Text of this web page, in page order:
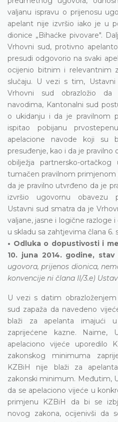
valjanu ispravu o prijenosu
apelant nije izvršio iako je u
dionice „Bihaćke pivovare".
Vrhovni sud, protivno
presudi odgovorio na svaki
ocijenio bitnim i relevantnim
slučaju. U vezi s tim,
Vrhovni sud obrazložio da
navodima, Kantonalni sud
o ukidanju i da je pravilnom
ispitao pobijanu
apelacione navode koji su
presuđenje, kao i da je
obilježja partnersko-
tumačen pravilnom primjenom
da je pravilno utvrđeno da je
izvršio ugovornu obavezu
Ustavni sud smatra da je
valjane, jasne i logične razloge
u skladu sa zahtjevima člana 6.
• Odluka o dopustivosti i
10. juna 2014. godine, stav
ugovora, prijenos dionica,
konvencije ni člana II/3.e)
U vezi s datim
sud zapaža da navedeno
blaži za apelanta imajući
zaprijećene kazne. Naime,
apelaciono vijeće uporedilo
zakonskog minimuma
KZBiH nije blaži za
zakonski minimum. Međutim,
da se apelaciono vijeće u
primjenu KZBiH da bi se
novog zakona, ocijenivši da